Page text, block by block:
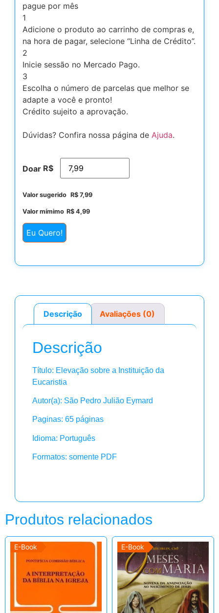
pague por mês
1
Adicione o produto ao carrinho de compras e,
na hora de pagar, selecione “Linha de Crédito”.
2
Inicie sessão no Mercado Pago.
3
Escolha o número de parcelas que melhor se
adapte a você e pronto!
Crédito sujeito a aprovação.
Dúvidas? Confira nossa página de Ajuda.
Doar R$
Valor sugerido R$ 7,99
Valor mímimo R$ 4,99
Eu Quero!
Descrição Avaliações (0)
Descrição
Título: Elevação sobre a Instituição da
Eucaristia
Autor(a): São Pedro Julião Eymard
Paginas: 65 páginas
Idioma: Português
Formatos: somente PDF
Produtos relacionados
E-Book E-Book